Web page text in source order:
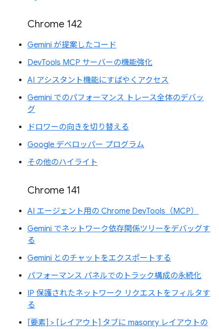
Chrome 142
Gemini が提案したコード
DevTools MCP サーバーの機能強化
AI アシスタント機能にすばやくアクセス
Gemini でのパフォーマンス トレース全体のデバッ
グ
ドロワーの向きを切り替える
Google デベロッパー プログラム
その他のハイライト
Chrome 141
AI エージェント用の Chrome DevTools（MCP）
Gemini でネットワーク依存関係ツリーをデバッグす
る
Gemini とのチャットをエクスポートする
パフォーマンス パネルでのトラック構成の永続化
IP 保護されたネットワーク リクエストをフィルタす
る
[要素] > [レイアウト] タブに masonry レイアウトの